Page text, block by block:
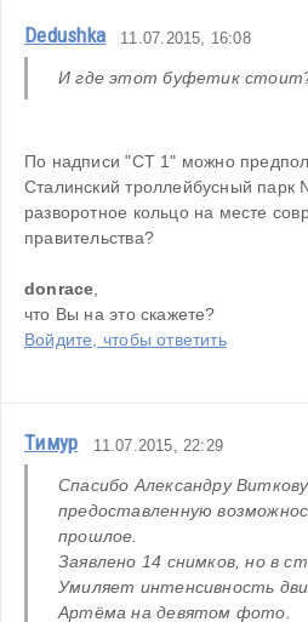
Dedushka 11.07.2015, 16:08
И где этот буфетик
По надписи "СТ 1" можно
Сталинский троллейбусный
разворотное кольцо на месте
правительства?
donrace
что Вы на это скажете?
Войдите, чтобы ответить
Тимур 11.07.2015, 22:29
Спасибо Александру
предоставленную
прошлое.
Заявлено 14 снимков, но в
Умиляет интенсивность
Артёма на девятом фото.